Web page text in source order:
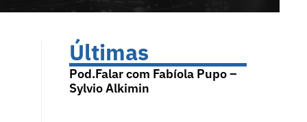
Últimas
Pod.Falar com Fabíola Pupo –
Sylvio Alkimin